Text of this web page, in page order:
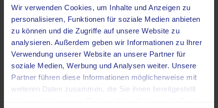
Wir verwenden Cookies, um Inhalte und Anzeigen zu
personalisieren, Funktionen für soziale Medien anbieten
zu können und die Zugriffe auf unsere Website zu
analysieren. Außerdem geben wir Informationen zu Ihrer
Verwendung unserer Website an unsere Partner für
soziale Medien, Werbung und Analysen weiter. Unsere
Partner führen diese Informationen möglicherweise mit
weiteren Daten zusammen, die Sie ihnen bereitgestellt
kommen. Eine sehr schwere Nebenwirkung der
Behandlung mit Radiopharmaka wäre das Auftreten
sekundärer Krebserkrankungen als Reaktion des Körpers
auf die Strahlentherapie. Zwar kommt es nur selten zur
Entstehung eines Sekundärmalignoms, jedoch ist dies
auch noch Jahrzehnte nach Abschluss der primären
Krebstherapie möglich.